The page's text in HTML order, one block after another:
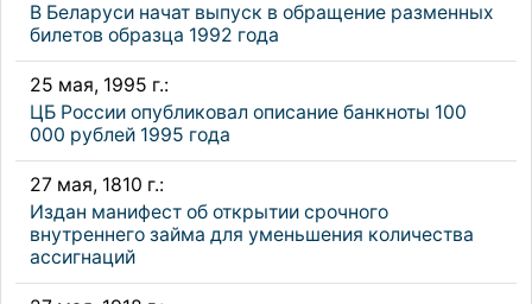
В Беларуси начат выпуск в обращение разменных
билетов образца 1992 года
25 мая, 1995 г.:
ЦБ России опубликовал описание банкноты 100
000 рублей 1995 года
27 мая, 1810 г.:
Издан манифест об открытии срочного
внутреннего займа для уменьшения количества
ассигнаций